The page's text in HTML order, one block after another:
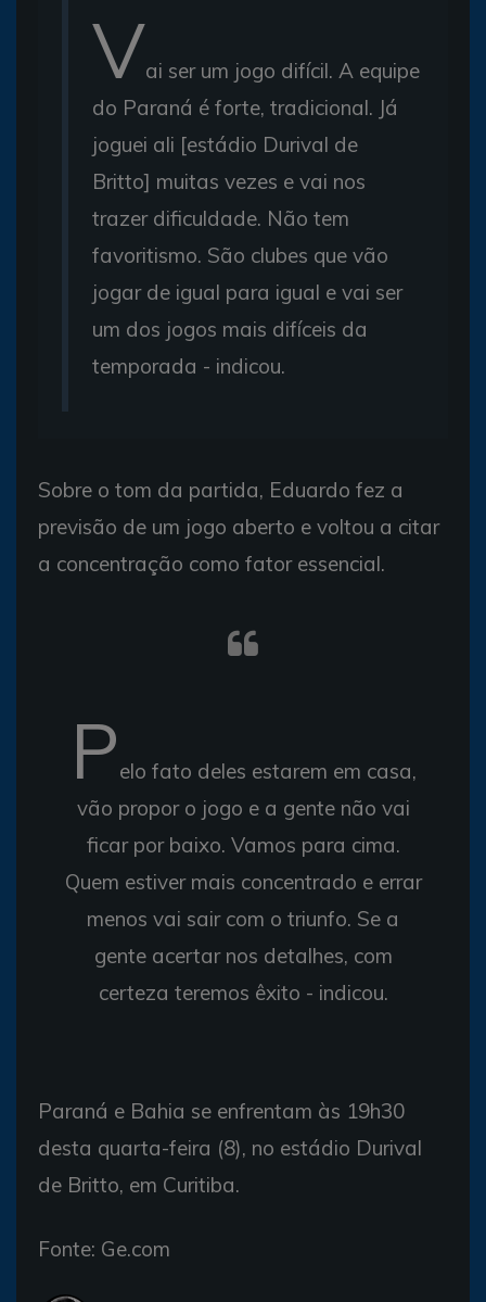
Vai ser um jogo difícil. A equipe
do Paraná é forte, tradicional. Já
joguei ali [estádio Durival de
Britto] muitas vezes e vai nos
trazer dificuldade. Não tem
favoritismo. São clubes que vão
jogar de igual para igual e vai ser
um dos jogos mais difíceis da
temporada - indicou.
Sobre o tom da partida, Eduardo fez a
previsão de um jogo aberto e voltou a citar
a concentração como fator essencial.
Pelo fato deles estarem em casa,
vão propor o jogo e a gente não vai
ficar por baixo. Vamos para cima.
Quem estiver mais concentrado e errar
menos vai sair com o triunfo. Se a
gente acertar nos detalhes, com
certeza teremos êxito - indicou.
Paraná e Bahia se enfrentam às 19h30
desta quarta-feira (8), no estádio Durival
de Britto, em Curitiba.
Fonte: Ge.com